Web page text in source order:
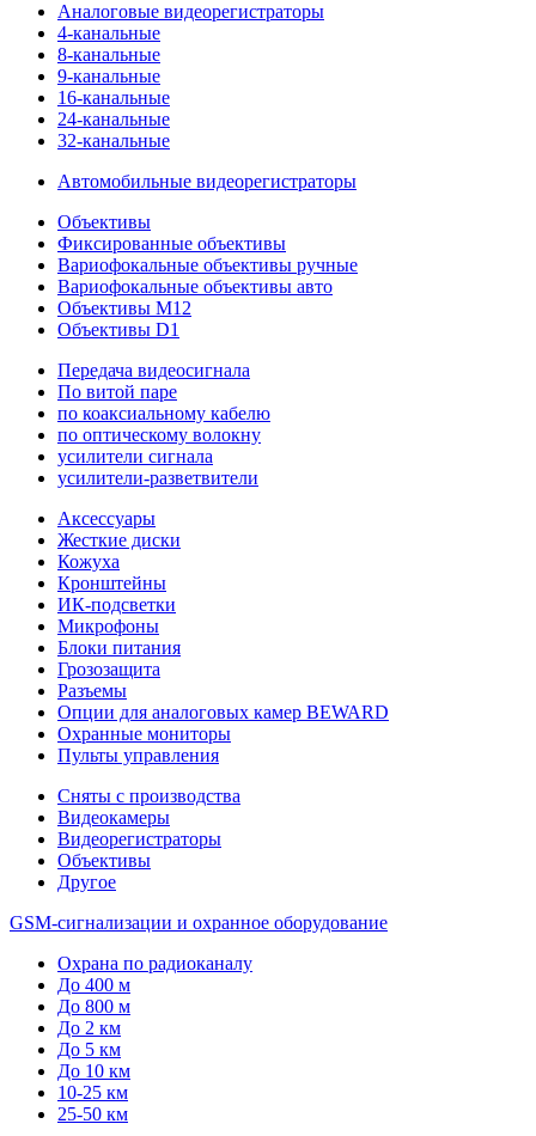
Аналоговые видеорегистраторы
4-канальные
8-канальные
9-канальные
16-канальные
24-канальные
32-канальные
Автомобильные видеорегистраторы
Объективы
Фиксированные объективы
Вариофокальные объективы ручные
Вариофокальные объективы авто
Объективы M12
Объективы D1
Передача видеосигнала
По витой паре
по коаксиальному кабелю
по оптическому волокну
усилители сигнала
усилители-разветвители
Аксессуары
Жесткие диски
Кожуха
Кронштейны
ИК-подсветки
Микрофоны
Блоки питания
Грозозащита
Разъемы
Опции для аналоговых камер BEWARD
Охранные мониторы
Пульты управления
Сняты с производства
Видеокамеры
Видеорегистраторы
Объективы
Другое
GSM-сигнализации и охранное оборудование
Охрана по радиоканалу
До 400 м
До 800 м
До 2 км
До 5 км
До 10 км
10-25 км
25-50 км